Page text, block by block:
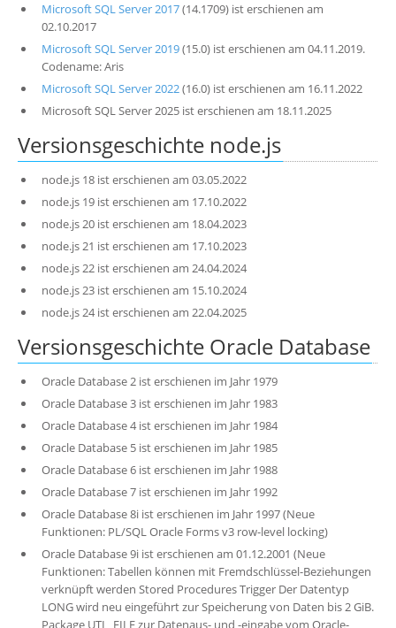
Microsoft SQL Server 2017(14.1709) ist erschienen am
02.10.2017
Microsoft SQL Server 2019(15.0) ist erschienen am 04.11.2019.
Codename: Aris
Microsoft SQL Server 2022(16.0) ist erschienen am 16.11.2022
Microsoft SQL Server 2025 ist erschienen am 18.11.2025
Versionsgeschichte node.js
node.js 18 ist erschienen am 03.05.2022
node.js 19 ist erschienen am 17.10.2022
node.js 20 ist erschienen am 18.04.2023
node.js 21 ist erschienen am 17.10.2023
node.js 22 ist erschienen am 24.04.2024
node.js 23 ist erschienen am 15.10.2024
node.js 24 ist erschienen am 22.04.2025
Versionsgeschichte Oracle Database
Oracle Database 2 ist erschienen im Jahr 1979
Oracle Database 3 ist erschienen im Jahr 1983
Oracle Database 4 ist erschienen im Jahr 1984
Oracle Database 5 ist erschienen im Jahr 1985
Oracle Database 6 ist erschienen im Jahr 1988
Oracle Database 7 ist erschienen im Jahr 1992
Oracle Database 8i ist erschienen im Jahr 1997 (Neue
Funktionen: PL/SQL Oracle Forms v3 row-level locking)
Oracle Database 9i ist erschienen am 01.12.2001 (Neue
Funktionen: Tabellen können mit Fremdschlüssel-Beziehungen
verknüpft werden Stored Procedures Trigger Der Datentyp
LONG wird neu eingeführt zur Speicherung von Daten bis 2 GiB.
Package UTL_FILE zur Datenaus- und -eingabe vom Oracle-